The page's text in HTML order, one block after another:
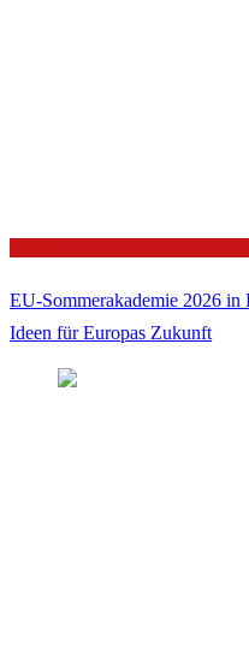
EU-Sommerakademie 2026 in
Ideen für Europas Zukunft